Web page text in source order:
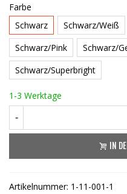
Farbe
Schwarz
Schwarz/Weiß
Schwarz/Pink
Schwarz/
Schwarz/Superbright
1-3 Werktage
-
IN
Artikelnummer: 1-11-001-1